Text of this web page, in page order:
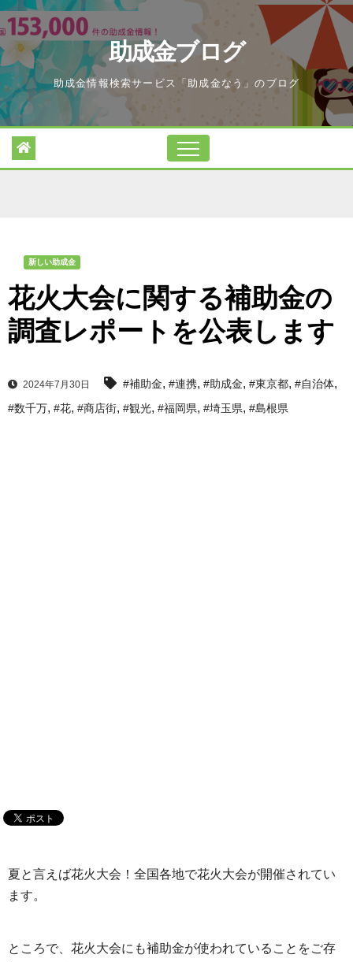
Skip
to
content
助成金ブログ
助成金情報検索サービス「助成金なう」のブログ
新しい助成金
花火大会に関する補助金の
調査レポートを公表します
2024年7月30日 #補助金, #連携, #助成金, #東京都, #自治体,
#数千万, #花, #商店街, #観光, #福岡県, #埼玉県, #島根県
夏と言えば花火大会！全国各地で花火大会が開催されてい
ます。
ところで、花火大会にも補助金が使われていることをご存